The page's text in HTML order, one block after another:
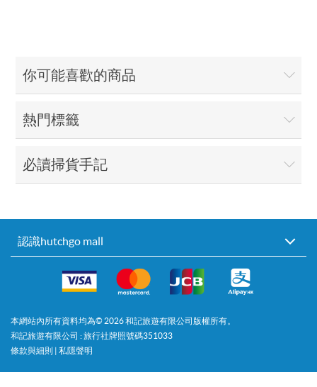
你可能喜歡的商品
熱門標籤
必讀掃貨手記
認識hutchgo mall
本網站內所有資料均為© 2026和記旅遊有限公司版權所有。
和記旅遊有限公司 : 旅行社牌照號碼351033
條款與細則 | 私隱聲明